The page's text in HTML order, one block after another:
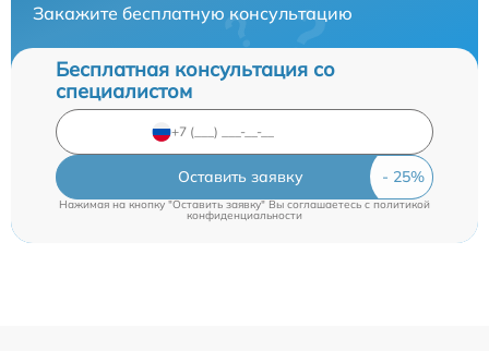
Закажите бесплатную консультацию
Бесплатная консультация со
специалистом
Оставить заявку
Нажимая на кнопку "Оставить заявку" Вы соглашаетесь cполитикой
конфиденциальности